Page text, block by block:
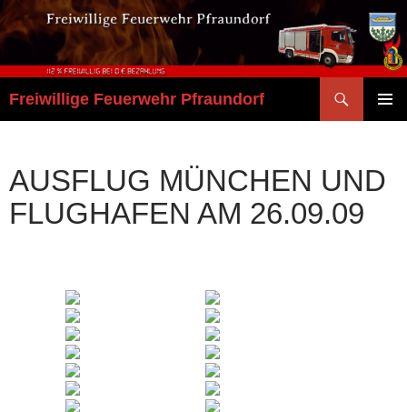
Zum
Inhalt
Freiwillige Feuerwehr Pfraundorf
AUSFLUG MÜNCHEN UND
FLUGHAFEN AM 26.09.09